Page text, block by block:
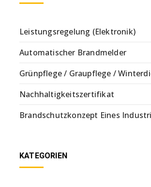
Leistungsregelung (Elektronik)
Automatischer Brandmelder
Grünpflege / Graupflege /
Nachhaltigkeitszertifikat
Brandschutzkonzept Eines
KATEGORIEN